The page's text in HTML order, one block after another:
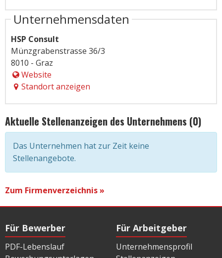
Unternehmensdaten
HSP Consult
Münzgrabenstrasse 36/3
8010 - Graz
Website
Standort anzeigen
Aktuelle Stellenanzeigen des Unternehmens (0)
Das Unternehmen hat zur Zeit keine
Stellenangebote.
Zum Firmenverzeichnis »
Für Bewerber
PDF-Lebenslauf
Für Arbeitgeber
Unternehmensprofil